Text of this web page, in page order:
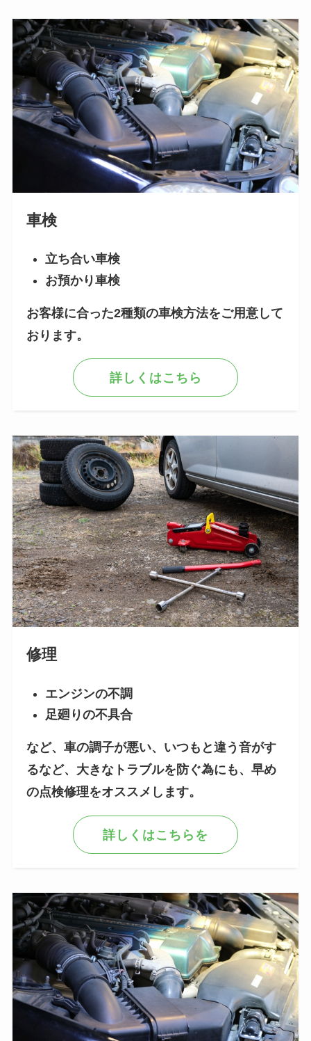
車検
立ち合い車検
お預かり車検
お客様に合った2種類の車検方法をご用意して
おります。
詳しくはこちら
修理
エンジンの不調
足廻りの不具合
など、車の調子が悪い、いつもと違う音がす
るなど、大きなトラブルを防ぐ為にも、早め
の点検修理をオススメします。
詳しくはこちらを